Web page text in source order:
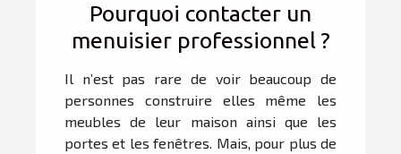
Pourquoi contacter un
menuisier professionnel ?
Il n’est pas rare de voir beaucoup de
personnes construire elles même les
meubles de leur maison ainsi que les
portes et les fenêtres. Mais, pour plus de